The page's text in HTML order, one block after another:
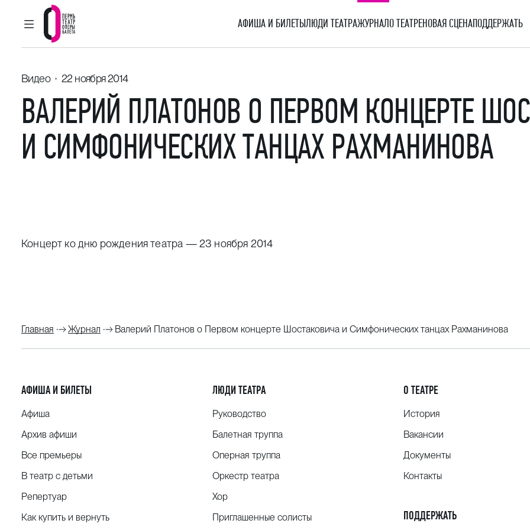
ГЛАВНОЕ МЕНЮ
Пермский театр оперы и балета
АФИША И БИЛЕТЫЛЮДИ ТЕАТРАЖУРНАЛО ТЕАТРЕНОВАЯ СЦЕНАПОДДЕРЖАТЬ
Видео 22 ноября 2014
ВАЛЕРИЙ ПЛАТОНОВ О ПЕРВОМ КОНЦЕРТЕ
И СИМФОНИЧЕСКИХ ТАНЦАХ РАХМАНИНОВА
Концерт ко дню рождения театра — 23 ноября 2014
Главная Журнал Валерий Платонов о Первом концерте Шостаковича и Симфонических танцах Рахманинова
АФИША И БИЛЕТЫ
Афиша
Архив афиши
Все премьеры
В театр с детьми
Репертуар
Как купить и вернуть
ЛЮДИ ТЕАТРА
Руководство
Балетная труппа
Оперная труппа
Оркестр театра
Хор
Приглашенные солисты
О ТЕАТРЕ
История
Вакансии
Документы
Контакты
ПОДДЕРЖАТЬ